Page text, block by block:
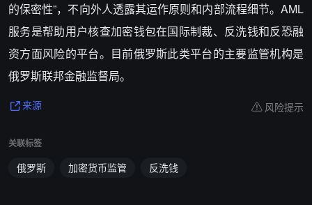
的保密性”，不向外人透露其运作原则和内部流程细节。AML
服务是帮助用户核查加密钱包在国际制裁、反洗钱和反恐融
资方面风险的平台。目前俄罗斯此类平台的主要监管机构是
俄罗斯联邦金融监督局。
来源 风险提示
关联标签
俄罗斯 加密货币监管 反洗钱